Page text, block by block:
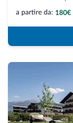
a partire da: 180€